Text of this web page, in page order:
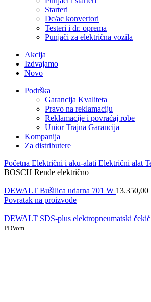
Starteri
Dc/ac konvertori
Testeri i dr. oprema
Punjači za električna vozila
Akcija
Izdvajamo
Novo
Podrška
Garancija Kvaliteta
Pravo na reklamaciju
Reklamacije i povraćaj robe
Unior Trajna Garancija
Kompanija
Za distributere
Početna Električni i aku-alati Električni alat
BOSCH Rende električno
DEWALT Bušilica udarna 701 W 13.350,00
Povratak na proizvode
DEWALT SDS-plus elektropneumatski čekić
PDVom